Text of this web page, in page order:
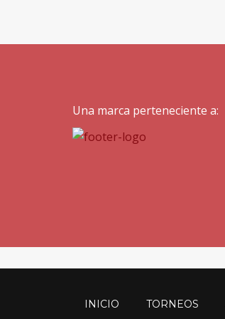
Una marca perteneciente a:
INICIO TORNEOS